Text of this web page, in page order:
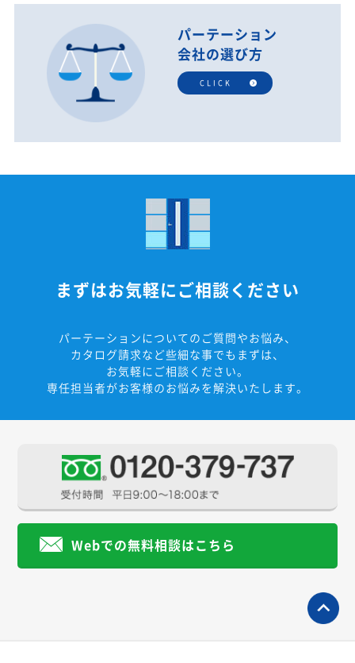
パーテーション
会社の選び方
CLICK
まずはお気軽にご相談ください
パーテーションについてのご質問やお悩み、
カタログ請求など些細な事でもまずは、
お気軽にご相談ください。
専任担当者がお客様のお悩みを解決いたします。
Webでの無料相談はこちら